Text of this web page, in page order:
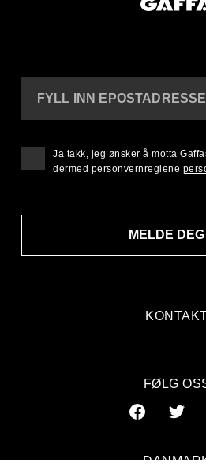
FYLL INN
MELDE
Ja takk, jeg ønsker å motta
dermed personvernreglene
FØLG